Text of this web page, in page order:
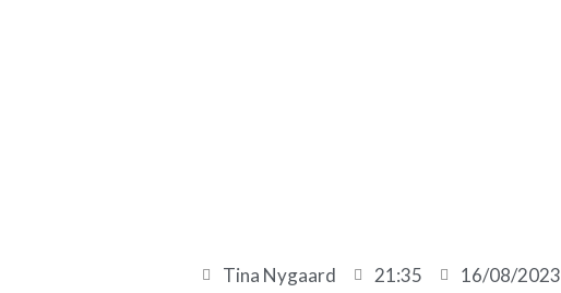
Tina Nygaard 21:35 16/08/2023